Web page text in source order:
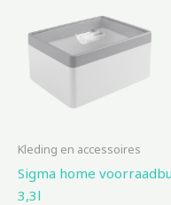
Kleding en accessoires
Sigma home
3,3l